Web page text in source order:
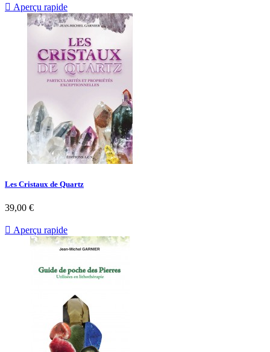
 Aperçu rapide
Les Cristaux de Quartz
39,00 €
 Aperçu rapide